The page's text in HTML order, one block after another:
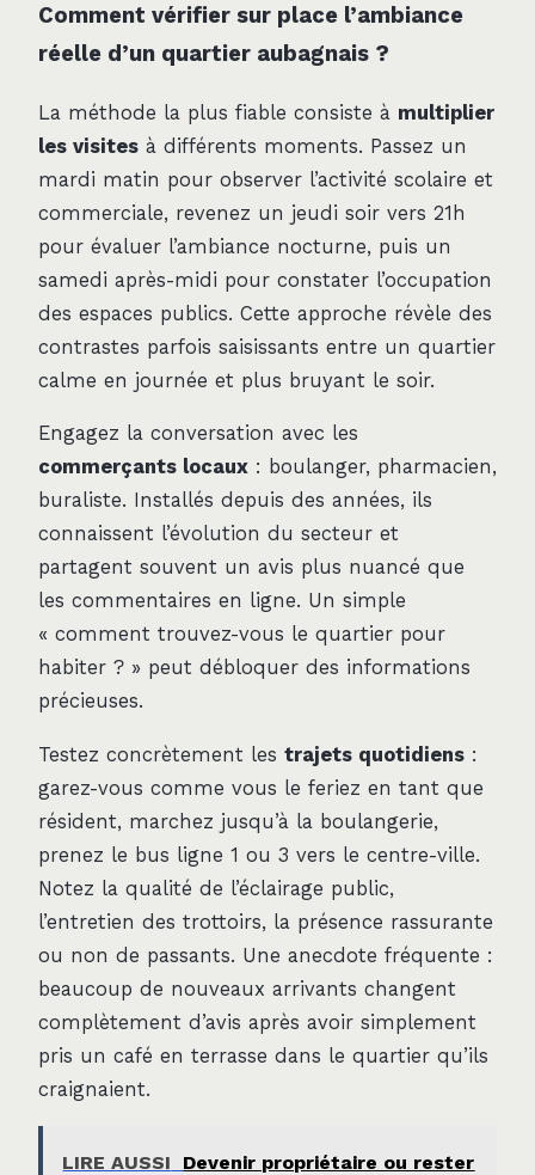
Comment vérifier sur place l’ambiance
réelle d’un quartier aubagnais ?
La méthode la plus fiable consiste à multiplier
les visites à différents moments. Passez un
mardi matin pour observer l’activité scolaire et
commerciale, revenez un jeudi soir vers 21h
pour évaluer l’ambiance nocturne, puis un
samedi après-midi pour constater l’occupation
des espaces publics. Cette approche révèle des
contrastes parfois saisissants entre un quartier
calme en journée et plus bruyant le soir.
Engagez la conversation avec les
commerçants locaux : boulanger, pharmacien,
buraliste. Installés depuis des années, ils
connaissent l’évolution du secteur et
partagent souvent un avis plus nuancé que
les commentaires en ligne. Un simple
« comment trouvez-vous le quartier pour
habiter ? » peut débloquer des informations
précieuses.
Testez concrètement les trajets quotidiens :
garez-vous comme vous le feriez en tant que
résident, marchez jusqu’à la boulangerie,
prenez le bus ligne 1 ou 3 vers le centre-ville.
Notez la qualité de l’éclairage public,
l’entretien des trottoirs, la présence rassurante
ou non de passants. Une anecdote fréquente :
beaucoup de nouveaux arrivants changent
complètement d’avis après avoir simplement
pris un café en terrasse dans le quartier qu’ils
craignaient.
LIRE AUSSI
Devenir propriétaire ou rester